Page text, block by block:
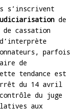
s’inscrivent
de
cassation
parfois
de
tendance est
du 14 avril
du juge
aux